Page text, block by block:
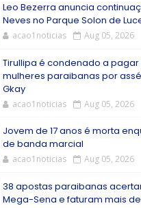
Leo Bezerra anuncia
Neves no Parque Solon de
acao1noticias Aug 05, 2026
Tirullipa é condenado a pagar
mulheres paraibanas por
Gkay
acao1noticias Aug 05, 2026
Jovem de 17 anos é morta
de banda marcial
acao1noticias Aug 05, 2026
38 apostas paraibanas
Mega-Sena e faturam mais